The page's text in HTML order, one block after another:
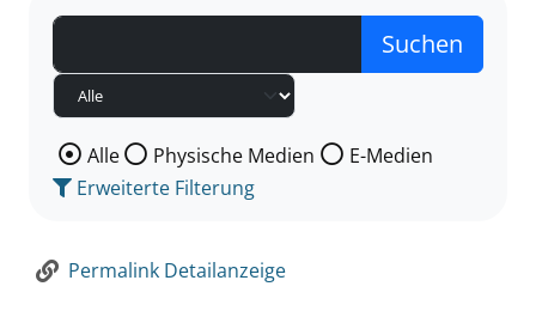
Wählen Sie die Medienart nach der Sie suchen wollen.
Alle Physische Medien
E-Medien
Erweiterte Filterung
Permalink Detailanzeige